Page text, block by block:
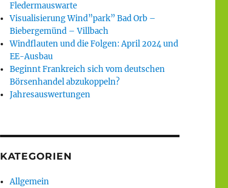
Fledermauswarte
Visualisierung Wind”park” Bad Orb –
Biebergemünd – Villbach
Windflauten und die Folgen: April 2024 und
EE-Ausbau
Beginnt Frankreich sich vom deutschen
Börsenhandel abzukoppeln?
Jahresauswertungen
KATEGORIEN
Allgemein